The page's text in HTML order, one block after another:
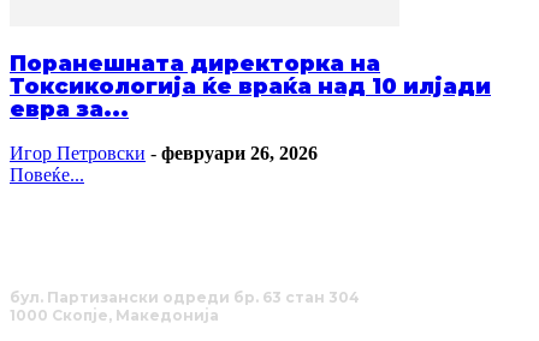
Поранешната директорка на
Токсикологија ќе враќа над 10 илјади
евра за...
Игор Петровски - февруари 26, 2026
Повеќе...
бул. Партизански одреди бр. 63 стан 304
1000 Скопје, Македонија